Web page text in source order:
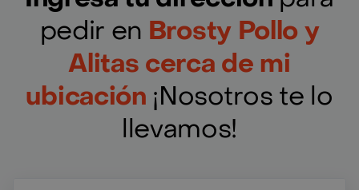
pedir en Brosty Pollo y
Alitas cerca de mi
ubicación ¡Nosotros te lo
llevamos!